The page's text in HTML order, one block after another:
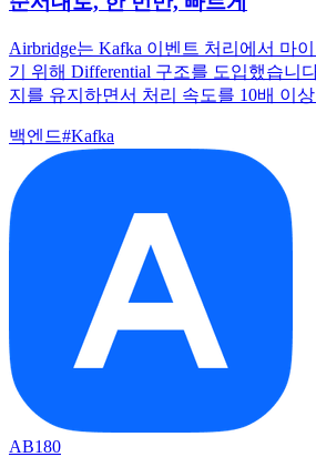
Airbridge는 Kafka 이벤트 처리에서 마
기 위해 Differential 구조를 도입했습니
지를 유지하면서 처리 속도를 10배 이
백엔드#Kafka
AB180